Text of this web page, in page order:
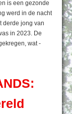
is een gezonde
werd in de nacht
derde jong van
in 2023. De
wat -